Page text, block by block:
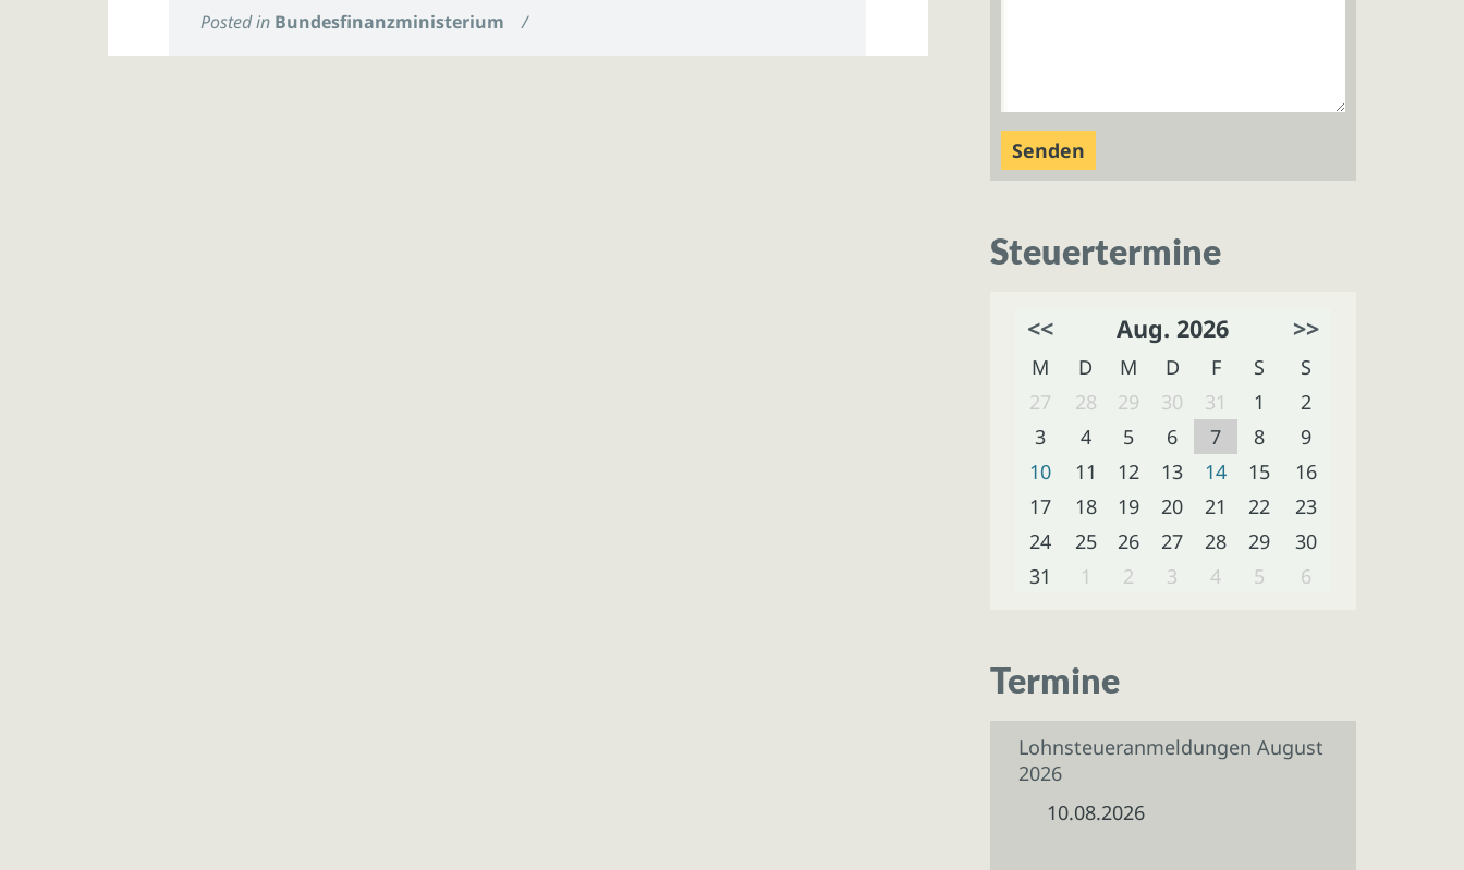
Posted in Bundesfinanzministerium /
Steuertermine
<< Aug. 2026 >>
M D M D F S
S
27
28 29 30 31 1
2
3
4 5 6 7 8
9
10
11 12 13 14 15
16
17
18 19 20 21 22
23
24
25 26 27 28 29
30
31
1 2 3 4 5 6
Termine
Lohnsteueranmeldungen August
2026
10.08.2026